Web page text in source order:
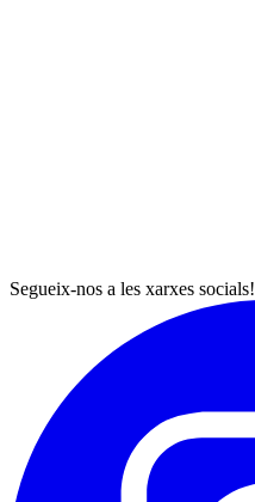
Segueix-nos a les xarxes socials!